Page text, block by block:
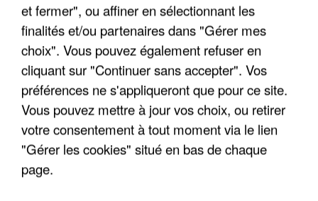
et fermer", ou affiner en sélectionnant les
finalités et/ou partenaires dans "Gérer mes
choix". Vous pouvez également refuser en
cliquant sur "Continuer sans accepter". Vos
préférences ne s'appliqueront que pour ce site.
Vous pouvez mettre à jour vos choix, ou retirer
votre consentement à tout moment via le lien
"Gérer les cookies" situé en bas de chaque
page.